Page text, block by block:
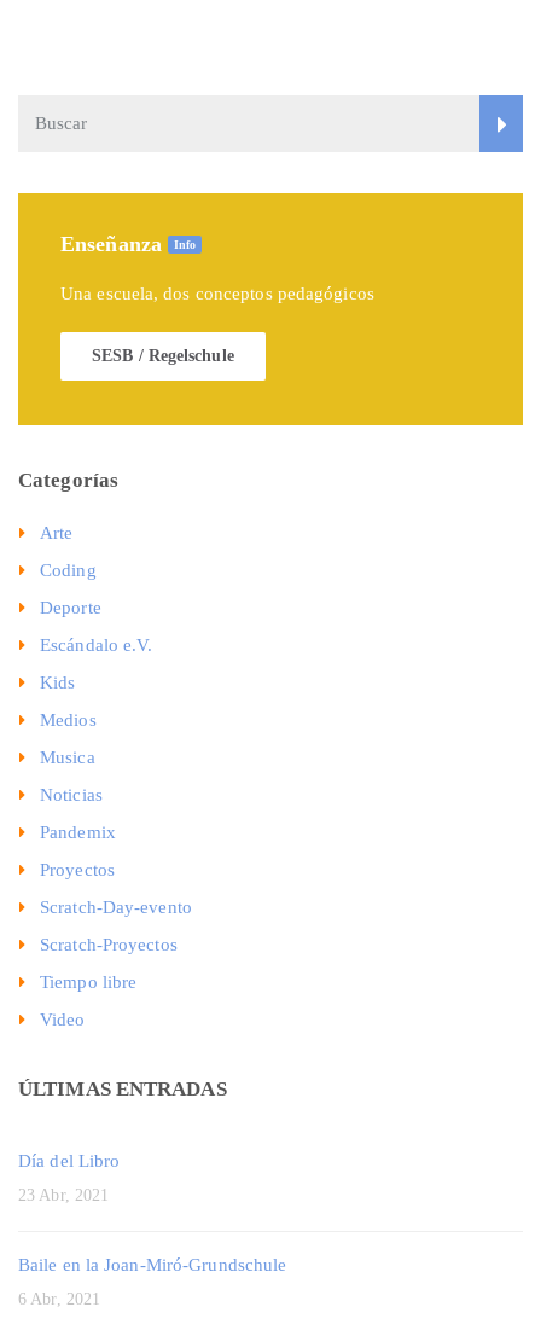
Enseñanza Info
Una escuela, dos conceptos pedagógicos
SESB / Regelschule
Categorías
Arte
Coding
Deporte
Escándalo e.V.
Kids
Medios
Musica
Noticias
Pandemix
Proyectos
Scratch-Day-evento
Scratch-Proyectos
Tiempo libre
Video
ÚLTIMAS ENTRADAS
Día del Libro
23 Abr, 2021
Baile en la Joan-Miró-Grundschule
6 Abr, 2021